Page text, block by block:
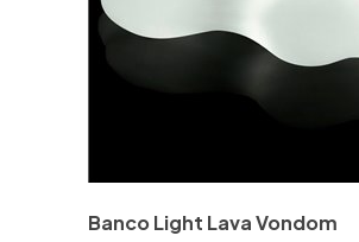
Banco Light Lava Vondom